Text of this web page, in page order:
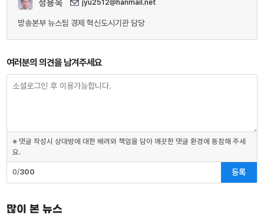
정용욱 jyu2512@hanmail.net
방송본부 뉴스팀 경제 혁신도시기관 담당
여러분의 의견을 남겨주세요
※ 댓글 작성시 상대방에 대한 배려와 책임을 담아 깨끗한 댓글 환경에 동참해 주세
요.
0/300 등록
많이 본 뉴스